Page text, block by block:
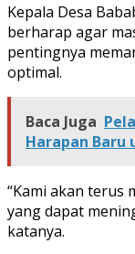
Kepala Desa
berharap agar
pentingnya
optimal.
Baca Juga
Harapan Baru
“Kami akan terus
yang dapat
katanya.